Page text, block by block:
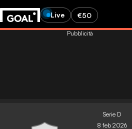
Live €50
Pubblicità
Serie D
8 feb 2026